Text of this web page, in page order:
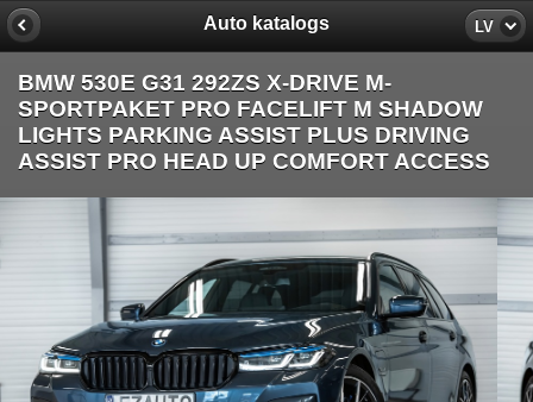
Auto katalogs LV
BMW 530E G31 292ZS X-DRIVE M-
SPORTPAKET PRO FACELIFT M SHADOW
LIGHTS PARKING ASSIST PLUS DRIVING
ASSIST PRO HEAD UP COMFORT ACCESS